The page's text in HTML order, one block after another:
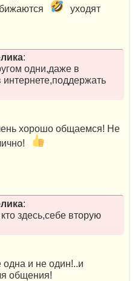
уходят
:
одни,даже в
хорошо общаемся! Не
:
здесь,себе вторую
и не один!..и
общения!